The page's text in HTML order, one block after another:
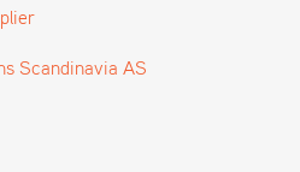
Scandinavia AS